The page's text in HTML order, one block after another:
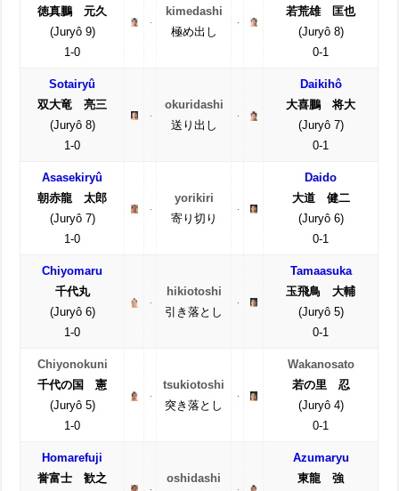
徳真鵬 元久
(Juryô 9)
1-0
kimedashi
極め出し
若荒雄 匡也
(Juryô 8)
0-1
Sotairyû
双大竜 亮三
(Juryô 8)
1-0
okuridashi
送り出し
Daikihô
大喜鵬 将大
(Juryô 7)
0-1
Asasekiryû
朝赤龍 太郎
(Juryô 7)
1-0
yorikiri
寄り切り
Daido
大道 健二
(Juryô 6)
0-1
Chiyomaru
千代丸
(Juryô 6)
1-0
hikiotoshi
引き落とし
Tamaasuka
玉飛鳥 大輔
(Juryô 5)
0-1
Chiyonokuni
千代の国 憲
(Juryô 5)
1-0
tsukiotoshi
突き落とし
Wakanosato
若の里 忍
(Juryô 4)
0-1
Homarefuji
誉富士 歓之
oshidashi
Azumaryu
東龍 強